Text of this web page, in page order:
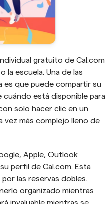
gratuito de Cal.com
escuela. Una de las
es que puede compartir su
cuándo está disponible para
solo hacer clic en un
más complejo lleno de
Apple, Outlook
perfil de Cal.com. Esta
las reservas dobles.
organizado mientras